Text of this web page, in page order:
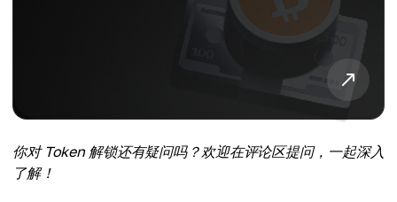
你对 Token 解锁还有疑问吗？欢迎在评论区提问，一起深入
了解！